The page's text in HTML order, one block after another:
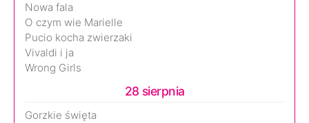
Nowa fala
O czym wie Marielle
Pucio kocha zwierzaki
Vivaldi i ja
Wrong Girls
28 sierpnia
Gorzkie święta